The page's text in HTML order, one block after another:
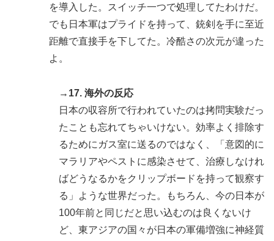
を導入した。スイッチ一つで処理してたわけだ。
でも日本軍はプライドを持って、銃剣を手に至近
距離で直接手を下してた。冷酷さの次元が違った
よ。
→17. 海外の反応
日本の収容所で行われていたのは拷問実験だっ
たことも忘れてちゃいけない。効率よく排除す
るためにガス室に送るのではなく、「意図的に
マラリアやペストに感染させて、治療しなけれ
ばどうなるかをクリップボードを持って観察す
る」ような世界だった。もちろん、今の日本が
100年前と同じだと思い込むのは良くないけ
ど、東アジアの国々が日本の軍備増強に神経質